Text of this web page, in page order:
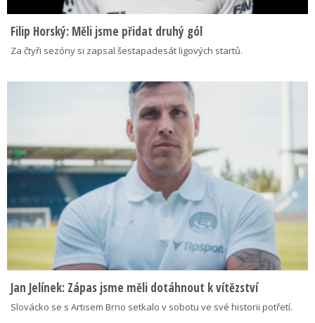
Filip Horský: Měli jsme přidat druhý gól
Za čtyři sezóny si zapsal šestapadesát ligových startů.
Jan Jelínek: Zápas jsme měli dotáhnout k vítězství
Slovácko se s Artisem Brno setkalo v sobotu ve své historii potřetí.